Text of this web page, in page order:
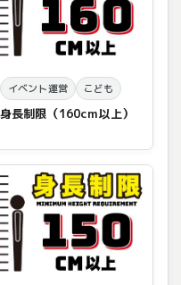
イベント運営 こども
身長制限（160cm以上）